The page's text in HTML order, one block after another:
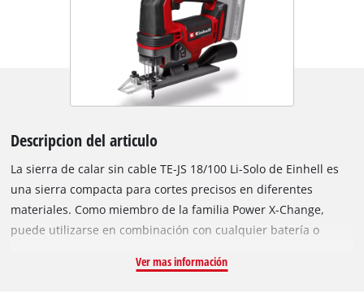
Descripcion del articulo
La sierra de calar sin cable TE-JS 18/100 Li-Solo de Einhell es
una sierra compacta para cortes precisos en diferentes
materiales. Como miembro de la familia Power X-Change,
puede utilizarse en combinación con cualquier batería o
sierra de calar sin cable consigue cortes precisos. Para cortes
Ver mas información